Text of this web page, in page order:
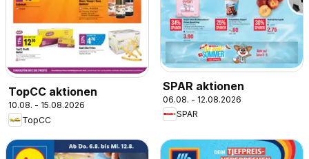
TopCC aktionen
10.08. - 15.08.2026
TopCC
SPAR aktionen
06.08. - 12.08.2026
SPAR